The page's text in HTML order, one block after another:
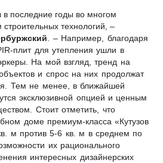
в последние годы во многом
технологий, –
. – Например, благодаря
плит для утепления ушли в
На мой взгляд, тренд на
и спрос на них продолжат
Тем не менее, в ближайшей
эксклюзивной опцией и ценным
Стоит отметить, что
доме премиум-класса «Кутузов
м против 5-6 кв. м в среднем по
их рационального
интересных дизайнерских